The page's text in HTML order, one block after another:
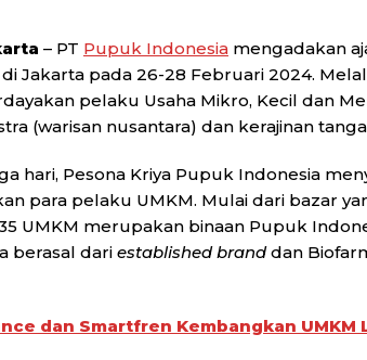
– PT Pupuk Indonesia mengadakan
Jakarta pada 26-28 Februari 2024.
pelaku Usaha Mikro, Kecil dan
(warisan nusantara) dan kerajinan
hari, Pesona Kriya Pupuk Indonesia
para pelaku UMKM. Mulai dari bazar
UMKM merupakan binaan Pupuk
berasal dari established branddan
dan Smartfren Kembangkan